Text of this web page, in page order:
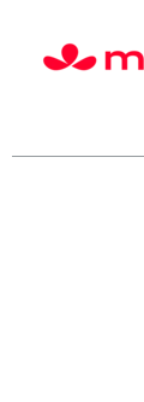
Seleccione